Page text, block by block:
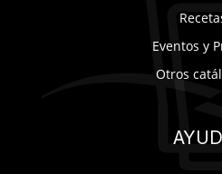
Eventos y
Otros